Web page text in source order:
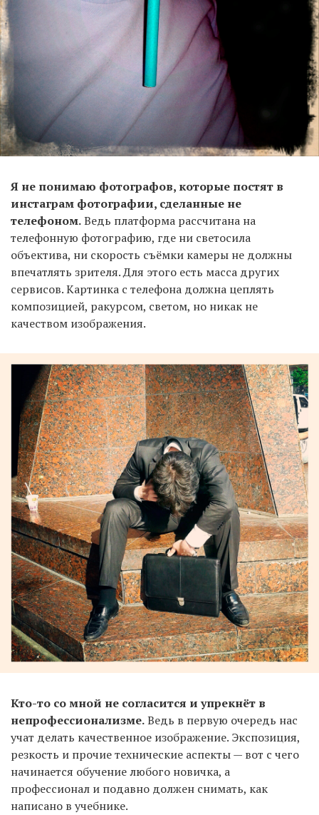
Я не понимаю фотографов, которые постят в
инстаграм фотографии, сделанные не
телефоном.Ведь платформа рассчитана на
телефонную фотографию, где ни светосила
объектива, ни скорость съёмки камеры не должны
впечатлять зрителя. Для этого есть масса других
сервисов. Картинка с телефона должна цеплять
композицией, ракурсом, светом, но никак не
качеством изображения.
Кто-то со мной не согласится и упрекнёт в
непрофессионализме.Ведь в первую очередь нас
учат делать качественное изображение. Экспозиция,
резкость и прочие технические аспекты — вот с чего
начинается обучение любого новичка, а
профессионал и подавно должен снимать, как
написано в учебнике.